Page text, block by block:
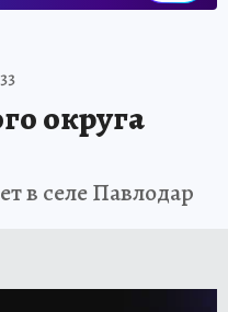
округа
в селе Павлодар